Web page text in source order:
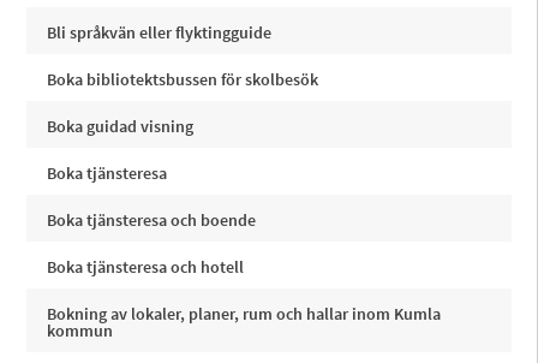
Bli språkvän eller flyktingguide
Boka bibliotektsbussen för skolbesök
Boka guidad visning
Boka tjänsteresa
Boka tjänsteresa och boende
Boka tjänsteresa och hotell
Bokning av lokaler, planer, rum och hallar inom Kumla
kommun